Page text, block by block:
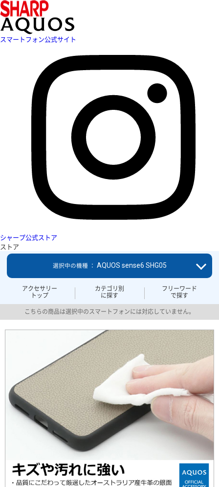
スマートフォン公式サイト
シャープ公式ストア
ストア
アクセサリー
トップ
カテゴリ別
に探す
フリーワード
で探す
選択中の機種 ： AQUOS sense6 SHG05
こちらの商品は選択中のスマートフォンには対応していません。